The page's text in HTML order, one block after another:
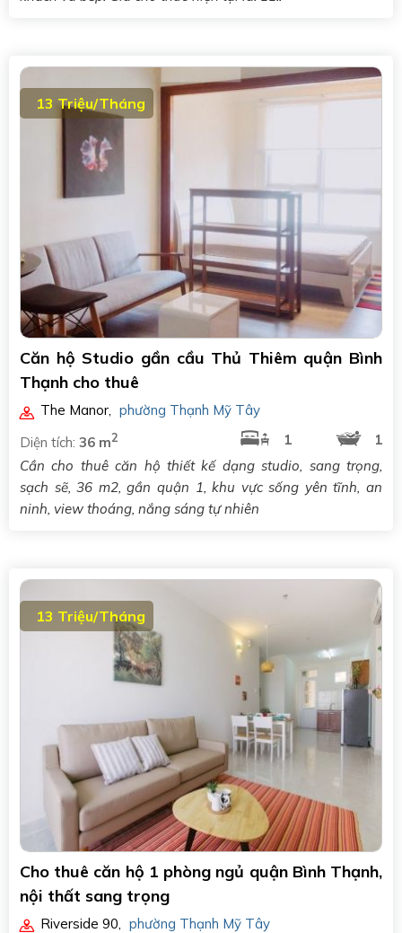
13 Triệu/Tháng
Căn hộ Studio gần cầu Thủ Thiêm quận Bình
Thạnh cho thuê
The Manor, phường Thạnh Mỹ Tây
Diện tích: 36 m2 1
1
Cần cho thuê căn hộ thiết kế dạng studio, sang trọng,
sạch sẽ, 36 m2, gần quận 1, khu vực sống yên tĩnh, an
ninh, view thoáng, nắng sáng tự nhiên
13 Triệu/Tháng
Cho thuê căn hộ 1 phòng ngủ quận Bình Thạnh,
nội thất sang trọng
Riverside 90
phường Thạnh Mỹ Tây